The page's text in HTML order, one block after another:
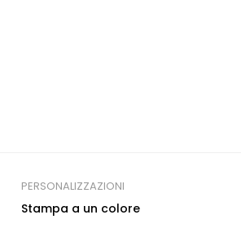
PERSONALIZZAZIONI
Stampa a un colore